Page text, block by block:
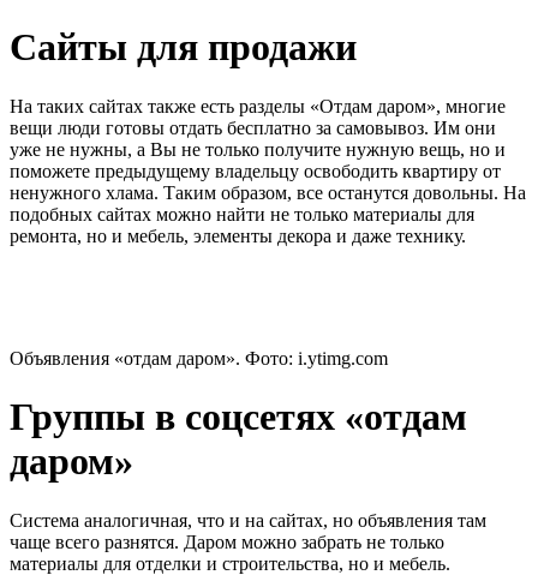
Сайты для продажи
На таких сайтах также есть разделы «Отдам даром», многие
вещи люди готовы отдать бесплатно за самовывоз. Им они
уже не нужны, а Вы не только получите нужную вещь, но и
поможете предыдущему владельцу освободить квартиру от
ненужного хлама. Таким образом, все останутся довольны. На
подобных сайтах можно найти не только материалы для
ремонта, но и мебель, элементы декора и даже технику.
Объявления «отдам даром». Фото: i.ytimg.com
Группы в соцсетях «отдам
даром»
Система аналогичная, что и на сайтах, но объявления там
чаще всего разнятся. Даром можно забрать не только
материалы для отделки и строительства, но и мебель.